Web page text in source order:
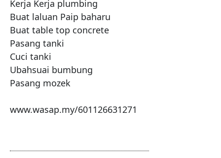
Kerja Kerja plumbing
Buat laluan Paip baharu
Buat table top concrete
Pasang tanki
Cuci tanki
Ubahsuai bumbung
Pasang mozek
www.wasap.my/601126631271